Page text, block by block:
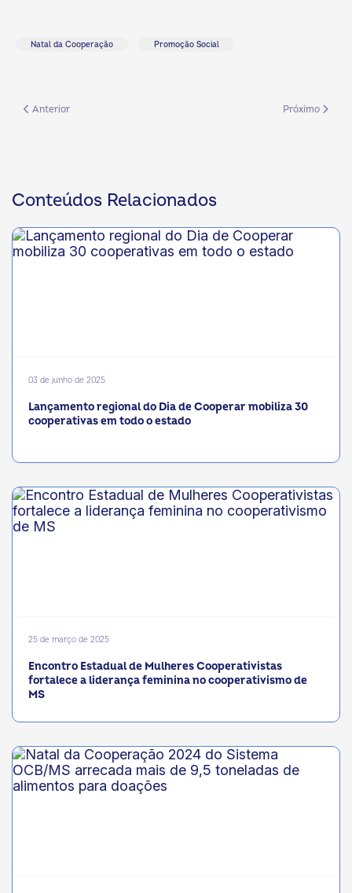
Natal da Cooperação Promoção Social
Artigo anterior: OCB/MS realiza Assembleia Geral Extraordinária
Anterior Próximo
Próximo
Conteúdos Relacionados
03 de junho de 2025
Lançamento regional do Dia de Cooperar mobiliza 30
cooperativas em todo o estado
25 de março de 2025
Encontro Estadual de Mulheres Cooperativistas
fortalece a liderança feminina no cooperativismo de
MS